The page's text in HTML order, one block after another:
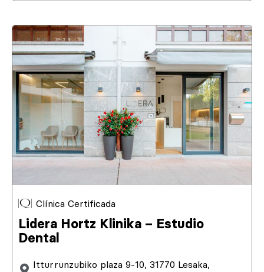
Clínica Certificada
Lidera Hortz Klinika – Estudio
Dental
Itturrunzubiko plaza 9-10, 31770 Lesaka,